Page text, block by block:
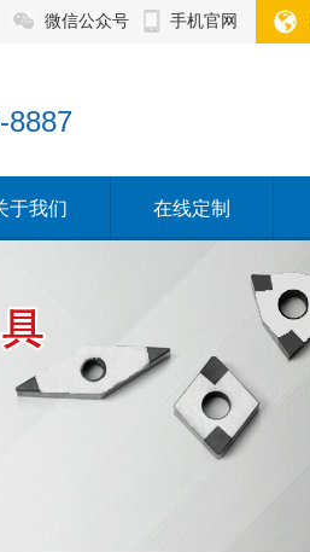
微信公众号 手机官网
8887
于我们 在线定制